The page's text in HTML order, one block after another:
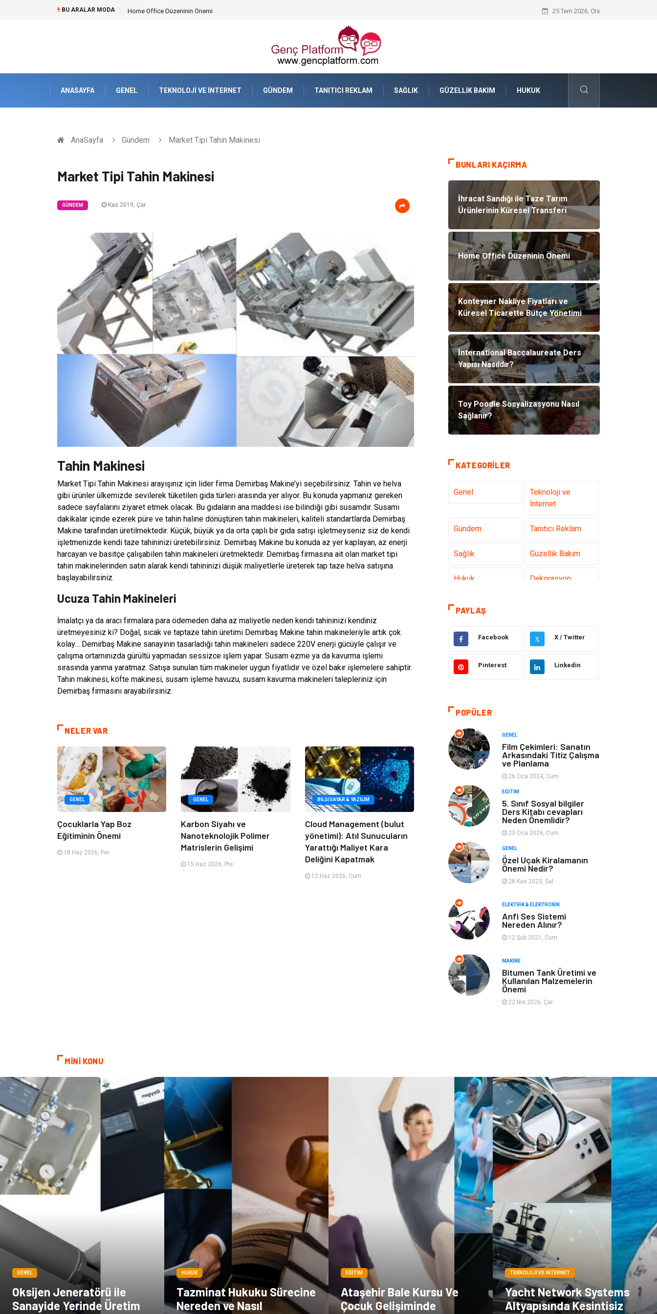
BU ARALAR MODA Home Office Düzeninin Önemi Konteyner Nakliye Fiyatları ve Küresel
25 Tem 2026, Cts
ANASAYFA GENEL TEKNOLOJI VE İNTERNET GÜNDEM TANITICI REKLAM SAĞLIK GÜZELLIK BAKIM HUKUK
AnaSayfa Gündem Market Tipi Tahin Makinesi
Market Tipi Tahin Makinesi
GÜNDEM Kas 2019, Çar
Tahin Makinesi
Market Tipi Tahin Makinesi arayışınız için lider firma Demirbaş Makine’yi seçebilirsiniz. Tahin ve helva
gibi ürünler ülkemizde sevilerek tüketilen gıda türleri arasında yer alıyor. Bu konuda yapmanız gereken
sadece sayfalarını ziyaret etmek olacak. Bu gıdaların ana maddesi ise bilindiği gibi susamdır. Susamı
dakikalar içinde ezerek püre ve tahin haline dönüştüren tahin makineleri, kaliteli standartlarda Demirbaş
Makine tarafından üretilmektedir. Küçük, büyük ya da orta çaplı bir gıda satışı işletmeyseniz siz de kendi
işletmenizde kendi taze tahininizi üretebilirsiniz. Demirbaş Makine bu konuda az yer kaplayan, az enerji
harcayan ve basitçe çalışabilen tahin makineleri üretmektedir. Demirbaş firmasına ait olan market tipi
tahin makinelerinden satın alarak kendi tahininizi düşük maliyetlerle üreterek tap taze helva satışına
başlayabilirsiniz.
Ucuza Tahin Makineleri
İmalatçı ya da aracı firmalara para ödemeden daha az maliyetle neden kendi tahininizi kendiniz
üretmeyesiniz ki? Doğal, sıcak ve taptaze tahin üretimi Demirbaş Makine tahin makineleriyle artık çok
kolay… Demirbaş Makine sanayinin tasarladığı tahin makineleri sadece 220V enerji gücüyle çalışır ve
çalışma ortamınızda gürültü yapmadan sessizce işlem yapar. Susam ezme ya da kavurma işlemi
sırasında yanma yaratmaz. Satışa sunulan tüm makineler uygun fiyatlıdır ve özel bakır işlemelere sahiptir.
Tahin makinesi, köfte makinesi, susam işleme havuzu, susam kavurma makineleri talepleriniz için
Demirbaş firmasını arayabilirsiniz.
NELER VAR
GENEL
Çocuklarla Yap Boz
Eğitiminin Önemi
18 Haz 2026, Per
GENEL
Karbon Siyahı ve
Nanoteknolojik Polimer
Matrislerin Gelişimi
15 Haz 2026, Pts
BILGISAYAR & YAZILIM
Cloud Management (bulut
yönetimi): Atıl Sunucuların
Yarattığı Maliyet Kara
Deliğini Kapatmak
12 Haz 2026, Cum
BUNLARI KAÇIRMA
İhracat Sandığı ile Taze Tarım
Ürünlerinin Küresel Transferi
Home Office Düzeninin Önemi
Konteyner Nakliye Fiyatları ve
Küresel Ticarette Bütçe Yönetimi
İnternational Baccalaureate Ders
Yapısı Nasıldır?
Toy Poodle Sosyalizasyonu Nasıl
Sağlanır?
KATEGORILER
Genel
Teknoloji ve
İnternet
Gündem Tanıtıcı Reklam
Sağlık Güzellik Bakım
Hukuk Dekorasyon
Elektrik &
Elektronik
Sağlıklı Yaşam Organizasyon
Eğitim ve Kariyer Gıda
Makine
Keyif ve Hobi
Tatil Yeme İçme
Emlak
Bilgisayar &
Yazılım
Spor
İnternet
Eğlence
Mobilya Aksesuar
Anne Çocuk Müzik
Tekstil
Ev İşleri
PAYLAŞ
Facebook X X / Twitter
Pinterest Linkedin
POPÜLER
GENEL
Film Çekimleri: Sanatın
Arkasındaki Titiz Çalışma
ve Planlama
26 Oca 2024, Cum
EĞITIM
5. Sınıf Sosyal bilgiler
Ders Kitabı cevapları
Neden Önemlidir?
23 Oca 2026, Cum
GENEL
Özel Uçak Kiralamanın
Önemi Nedir?
28 Kas 2023, Sal
ELEKTRIK & ELEKTRONIK
Anfi Ses Sistemi
Nereden Alınır?
12 Şub 2021, Cum
MAKINE
Bitumen Tank Üretimi ve
Kullanılan Malzemelerin
Önemi
22 Nis 2026, Çar
MİNİ KONU
GENEL
Oksijen Jeneratörü ile
Sanayide Yerinde Üretim
HUKUK
Tazminat Hukuku Sürecine
Nereden ve Nasıl
EĞITIM
Ataşehir Bale Kursu Ve
Çocuk Gelişiminde
TEKNOLOJI VE İNTERNET
Yacht Network Systems
Altyapısında Kesintisiz